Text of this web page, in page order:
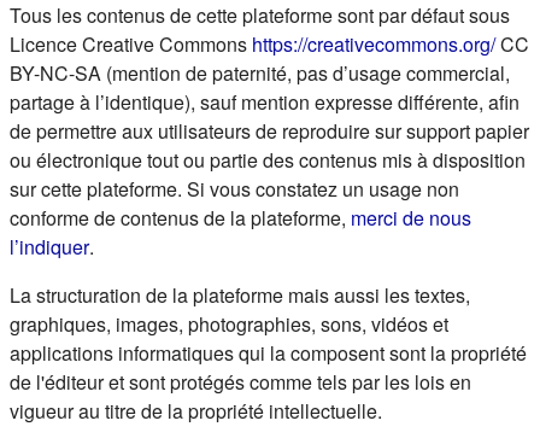
Tous les contenus de cette plateforme sont par défaut sous
Licence Creative Commons https://creativecommons.org/CC
BY-NC-SA (mention de paternité, pas d’usage commercial,
partage à l’identique), sauf mention expresse différente, afin
de permettre aux utilisateurs de reproduire sur support papier
ou électronique tout ou partie des contenus mis à disposition
sur cette plateforme. Si vous constatez un usage non
conforme de contenus de la plateforme, merci de nous
l’indiquer(s'ouvre dans un nouvel onglet)
.
La structuration de la plateforme mais aussi les textes,
graphiques, images, photographies, sons, vidéos et
applications informatiques qui la composent sont la propriété
de l'éditeur et sont protégés comme tels par les lois en
vigueur au titre de la propriété intellectuelle.